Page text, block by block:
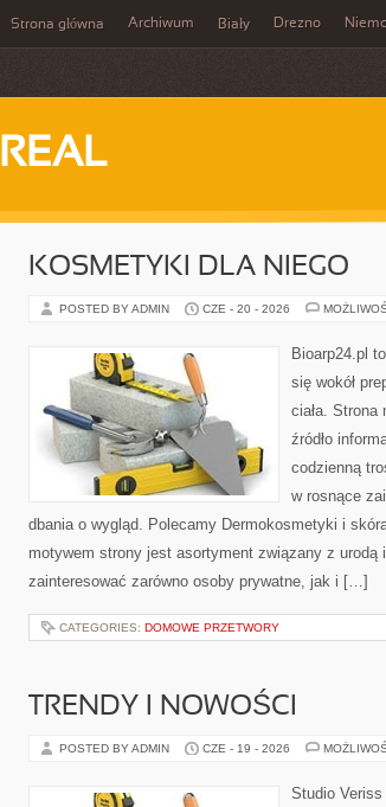
Strona główna Archiwum Biały Drezno
REAL
KOSMETYKI DLA NIEGO
POSTED BY ADMIN CZE - 20 - 2026
Bioarp24.pl
się wokół
ciała.
źródło
codzienną
w rosnące
dbania o wygląd. Polecamy Dermokosmetyki i
motywem strony jest asortyment związany z urodą
zainteresować zarówno osoby prywatne, jak i […]
CATEGORIES: DOMOWE PRZETWORY
TRENDY I NOWOŚCI
POSTED BY ADMIN CZE - 19 - 2026
Studio